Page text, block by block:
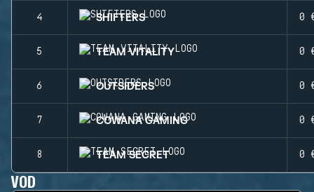
4 SHIFTERS 0
5 TEAM VITALITY 0
6 OUTSIDERS 0
7 COWANA GAMING 0
8 TEAM SECRET 0
VOD